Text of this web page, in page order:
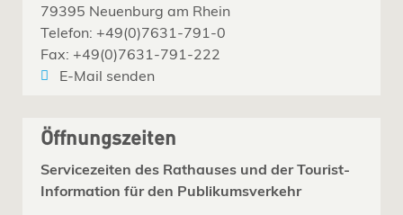
79395 Neuenburg am Rhein
Telefon: +49(0)7631-791-0
Fax: +49(0)7631-791-222
E-Mail senden
Öffnungszeiten
Servicezeiten des Rathauses und der Tourist-
Information für den Publikumsverkehr